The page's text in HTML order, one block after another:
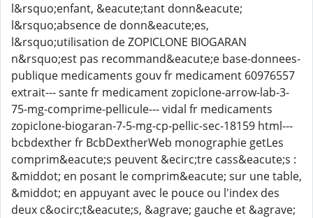
l&rsquo;enfant, &eacute;tant donn&eacute;
l&rsquo;absence de donn&eacute;es,
l&rsquo;utilisation de ZOPICLONE BIOGARAN
n&rsquo;est pas recommand&eacute;e base-donnees-
publique medicaments gouv fr medicament 60976557
extrait--- sante fr medicament zopiclone-arrow-lab-3-
75-mg-comprime-pellicule--- vidal fr medicaments
zopiclone-biogaran-7-5-mg-cp-pellic-sec-18159 html---
bcbdexther fr BcbDextherWeb monographie getLes
comprim&eacute;s peuvent &ecirc;tre cass&eacute;s :
&middot; en posant le comprim&eacute; sur une table,
&middot; en appuyant avec le pouce ou l'index des
deux c&ocirc;t&eacute;s, &agrave; gauche et &agrave;